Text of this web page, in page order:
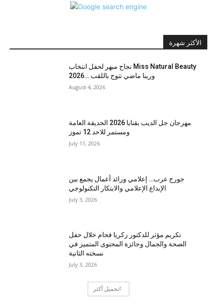
الأكثر شهرة
نجاح مبهر لحفل انتخاب Miss Natural Beauty
2026… ورينا ماضي تتوج باللقب
August 4, 2026
مهرجان جل الديب بقنايا 2026 الحديقة العامة
ومستمر للاحد 12 تموز
July 11, 2026
جورج عرب… إعلامي ورائد أعمال يجمع بين
الإبداع الإعلامي والابتكار التكنولوجي
July 3, 2026
تكريم مؤثر للدكتور زكريا فحام خلال حفل
الصحة والجمال وجائزة المحتوى المتميز في
نسخته الثانية
July 3, 2026
تحميل أكثر